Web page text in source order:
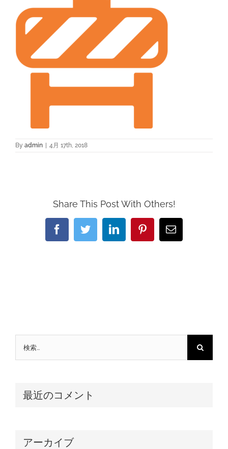
By admin 4月 17th, 2018
Share This Post With Others!
FacebookTwitterLinkedInPinterest
電
子
最近のコメント
アーカイブ